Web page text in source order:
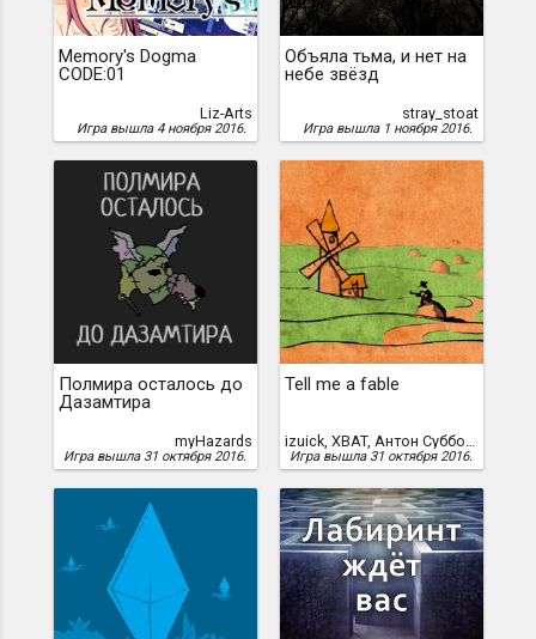
Memory's Dogma
CODE:01
Liz-Arts
Игра вышла 4 ноября 2016.
Объяла тьма, и нет на
небе звёзд
stray_stoat
Игра вышла 1 ноября 2016.
Полмира осталось до
Дазамтира
myHazards
Игра вышла 31 октября 2016.
Tell me a fable
izuick, XBAT, Антон Суббота, Руслан zuick Хакимов, Сергей Арапов
Игра вышла 31 октября 2016.